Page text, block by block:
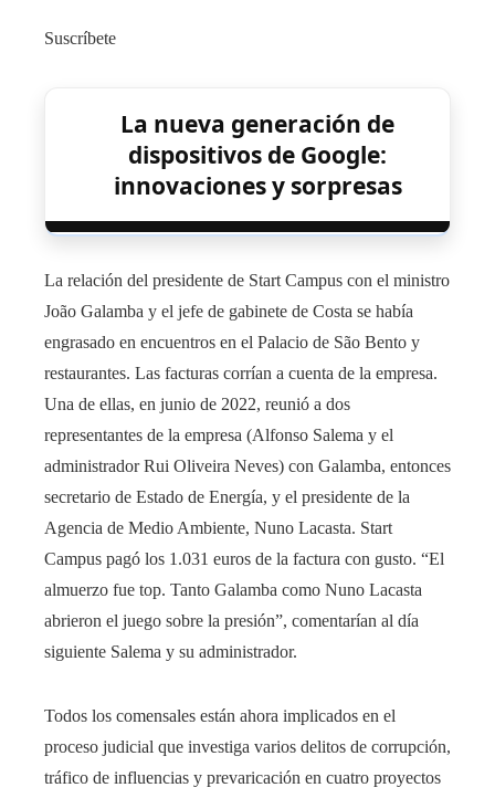
Suscríbete
La nueva generación de
dispositivos de Google:
innovaciones y sorpresas
La relación del presidente de Start Campus con el ministro
João Galamba y el jefe de gabinete de Costa se había
engrasado en encuentros en el Palacio de São Bento y
restaurantes. Las facturas corrían a cuenta de la empresa.
Una de ellas, en junio de 2022, reunió a dos
representantes de la empresa (Alfonso Salema y el
administrador Rui Oliveira Neves) con Galamba, entonces
secretario de Estado de Energía, y el presidente de la
Agencia de Medio Ambiente, Nuno Lacasta. Start
Campus pagó los 1.031 euros de la factura con gusto. “El
almuerzo fue top. Tanto Galamba como Nuno Lacasta
abrieron el juego sobre la presión”, comentarían al día
siguiente Salema y su administrador.
Todos los comensales están ahora implicados en el
proceso judicial que investiga varios delitos de corrupción,
tráfico de influencias y prevaricación en cuatro proyectos